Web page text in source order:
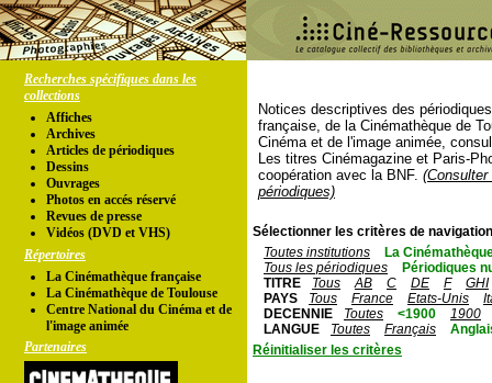
Recherches spécifiques dans les
collections
Affiches
Archives
Articles de périodiques
Dessins
Ouvrages
Photos en accés réservé
Revues de presse
Vidéos (DVD et VHS)
Répertoires
La Cinémathèque française
La Cinémathèque de Toulouse
Centre National du Cinéma et de
l'image animée
Partenaires
Notices descriptives des
française, de la Cinémathèque de
Cinéma et de l'image animée,
Les titres Cinémagazine et Paris-
coopération avec la BNF.
périodiques)
Sélectionner les critères de
Toutes institutions
La
Tous les périodiques
Périodiques
TITRE
Tous AB C DE F
GHI
PAYS
Tous France Etats-Unis
DECENNIE
Toutes <1900
1900
LANGUE
Toutes Français
Réinitialiser les critères